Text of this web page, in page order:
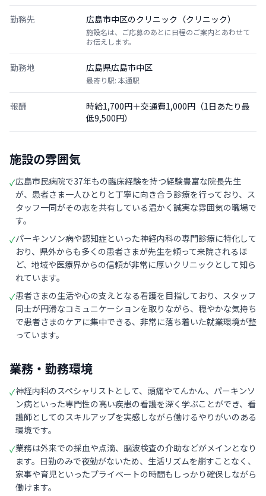
勤務先 広島市中区のクリニック（クリニック）
施設名は、ご応募のあとに日程のご案内とあわせて
お伝えします。
勤務地 広島県広島市中区
最寄り駅: 本通駅
報酬
時給1,700円＋交通費1,000円（1日あたり最
低9,500円）
施設の雰囲気
✓広島市民病院で37年もの臨床経験を持つ経験豊富な院長先生
が、患者さま一人ひとりと丁寧に向き合う診療を行っており、ス
タッフ一同がその志を共有している温かく誠実な雰囲気の職場で
す。
✓パーキンソン病や認知症といった神経内科の専門診療に特化して
おり、県外からも多くの患者さまが先生を頼って来院されるほ
ど、地域や医療界からの信頼が非常に厚いクリニックとして知ら
れています。
✓患者さまの生活や心の支えとなる看護を目指しており、スタッフ
同士が円滑なコミュニケーションを取りながら、穏やかな気持ち
で患者さまのケアに集中できる、非常に落ち着いた就業環境が整
っています。
業務・勤務環境
✓神経内科のスペシャリストとして、頭痛やてんかん、パーキンソ
ン病といった専門性の高い疾患の看護を深く学ぶことができ、看
護師としてのスキルアップを実感しながら働けるやりがいのある
環境です。
✓業務は外来での採血や点滴、脳波検査の介助などがメインとなり
ます。日勤のみで夜勤がないため、生活リズムを崩すことなく、
家事や育児といったプライベートの時間もしっかり確保しながら
働けます。